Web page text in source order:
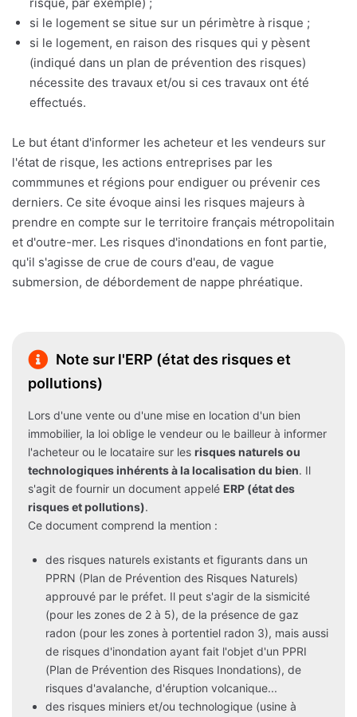
si le logement se situe sur un périmètre à risque ;
si le logement, en raison des risques qui y pèsent
(indiqué dans un plan de prévention des risques)
nécessite des travaux et/ou si ces travaux ont été
effectués.
Le but étant d'informer les acheteur et les vendeurs sur
l'état de risque, les actions entreprises par les
commmunes et régions pour endiguer ou prévenir ces
derniers. Ce site évoque ainsi les risques majeurs à
prendre en compte sur le territoire français métropolitain
et d'outre-mer. Les risques d'inondations en font partie,
qu'il s'agisse de crue de cours d'eau, de vague
submersion, de débordement de nappe phréatique.
Note sur l'ERP (état des risques et
pollutions)
Lors d'une vente ou d'une mise en location d'un bien
immobilier, la loi oblige le vendeur ou le bailleur à informer
l'acheteur ou le locataire sur les risques naturels ou
technologiques inhérents à la localisation du bien. Il
s'agit de fournir un document appelé ERP (état des
risques et pollutions).
Ce document comprend la mention :
des risques naturels existants et figurants dans un
PPRN (Plan de Prévention des Risques Naturels)
approuvé par le préfet. Il peut s'agir de la sismicité
(pour les zones de 2 à 5), de la présence de gaz
radon (pour les zones à portentiel radon 3), mais aussi
de risques d'inondation ayant fait l'objet d'un PPRI
(Plan de Prévention des Risques Inondations), de
risques d'avalanche, d'éruption volcanique...
des risques miniers et/ou technologique (usine à